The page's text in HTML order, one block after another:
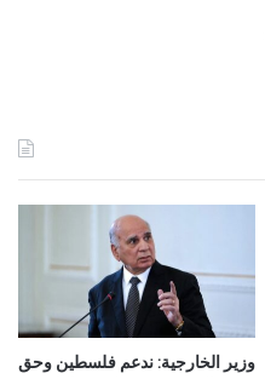
وزير الخارجية: ندعم فلسطين وحق